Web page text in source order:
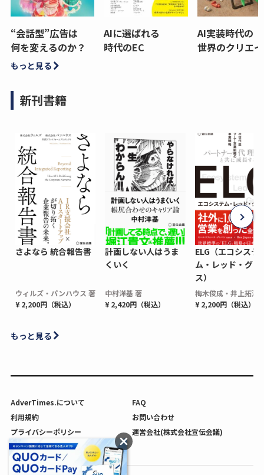
“会話型”広告は
何を変えるのか？
AIに選ばれる
時代のEC
AI実装時代の
世界のクリエ
もっと見る
新刊書籍
さよなら 統合報告書
ウィルズ・パンハウス 著
¥ 2,200円（税込）
計画しない人はうま
くいく
中村洋基 著
¥ 2,420円（税込）
ELG（エコシステ
ム・レッド・グロ
ス）
梅木俊成・井上拓海
¥ 2,200円（税込）
もっと見る
AdverTimes.について
FAQ
利用規約
お問い合わせ
プライバシーポリシー
運営会社(株式会社宣伝会議)
利用者情報の外部送信について